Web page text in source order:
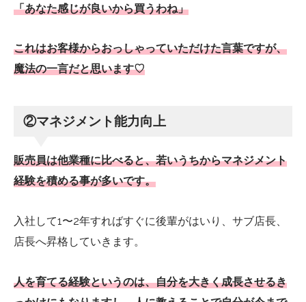
「あなた感じが良いから買うわね」
これはお客様からおっしゃっていただけた言葉ですが、
魔法の一言だと思います♡
②マネジメント能力向上
販売員は他業種に比べると、若いうちからマネジメント
経験を積める事が多いです。
入社して1〜2年すればすぐに後輩がはいり、サブ店長、
店長へ昇格していきます。
人を育てる経験というのは、自分を大きく成長させるき